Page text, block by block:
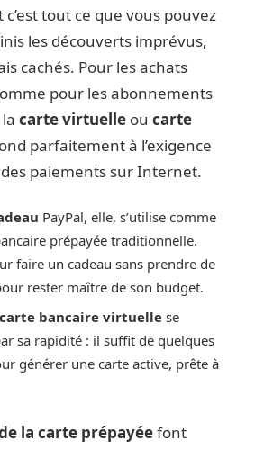
tout ce que vous pouvez
les découverts imprévus,
cachés. Pour les achats
pour les abonnements
carte virtuelle ou carte
parfaitement à l’exigence
paiements sur Internet.
PayPal, elle, s’utilise comme
prépayée traditionnelle.
faire un cadeau sans prendre de
rester maître de son budget.
carte bancaire virtuelle se
sa rapidité : il suffit de quelques
générer une carte active, prête à
la carte prépayéefont